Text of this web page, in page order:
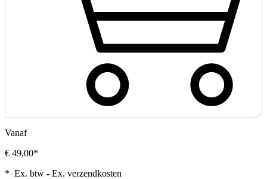
Vanaf
€ 49,00*
* Ex. btw - Ex. verzendkosten